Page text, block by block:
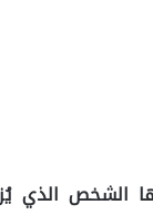
الشخص الذي